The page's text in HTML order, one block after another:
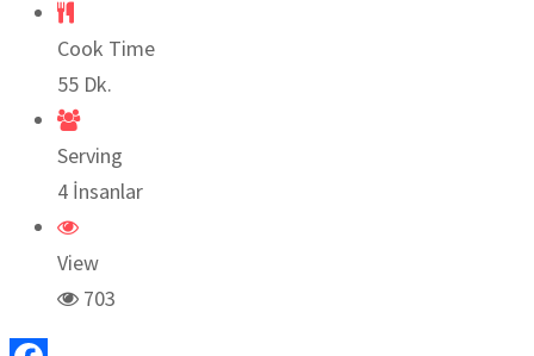
Cook Time
55 Dk.
Serving
4 İnsanlar
View
703